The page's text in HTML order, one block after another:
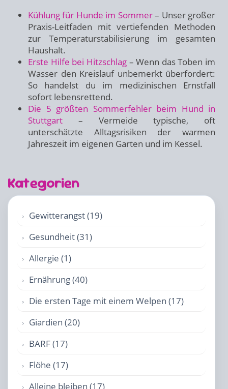
Kühlung für Hunde im Sommer– Unser großer
Praxis-Leitfaden mit vertiefenden Methoden
zur Temperaturstabilisierung im gesamten
Haushalt.
Erste Hilfe bei Hitzschlag– Wenn das Toben im
Wasser den Kreislauf unbemerkt überfordert:
So handelst du im medizinischen Ernstfall
sofort lebensrettend.
Die 5 größten Sommerfehler beim Hund in
Stuttgart – Vermeide typische, oft
unterschätzte Alltagsrisiken der warmen
Jahreszeit im eigenen Garten und im Kessel.
Kategorien
Gewitterangst (19)
Gesundheit (31)
Allergie (1)
Ernährung (40)
Die ersten Tage mit einem Welpen (17)
Giardien (20)
BARF (17)
Flöhe (17)
Alleine bleiben (17)